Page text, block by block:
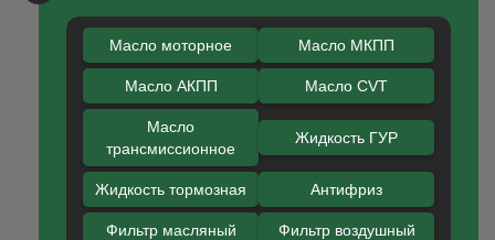
Масло моторное Масло МКПП
Масло АКПП Масло CVT
Масло
трансмиссионное
Жидкость ГУР
Жидкость тормозная Антифриз
Фильтр масляный Фильтр воздушный